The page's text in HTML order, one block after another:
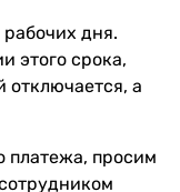
дня.
этого срока,
отключается, а
платежа, просим